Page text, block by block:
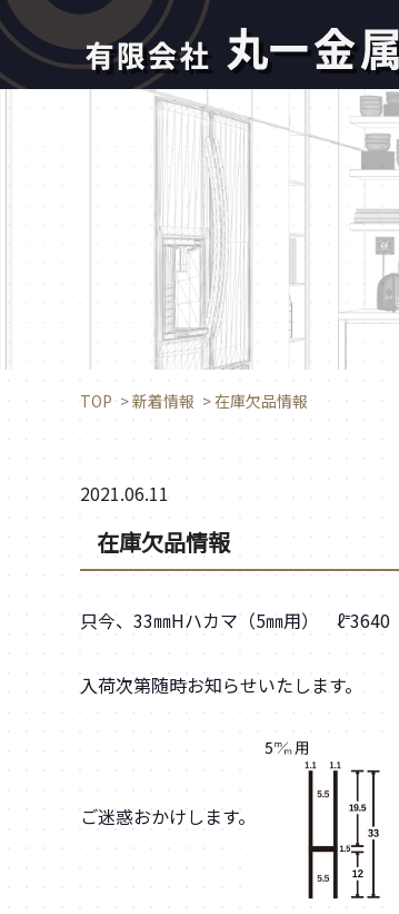
TOP >新着情報 >在庫欠品情報
2021.06.11
在庫欠品情報
只今、33㎜Hハカマ（5㎜用）
入荷次第随時お知らせいたします。
ご迷惑おかけします。